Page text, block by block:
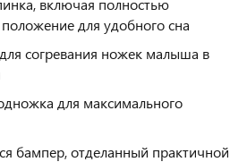
включая полностью
для удобного сна
согревания ножек малыша в
для максимального
бампер, отделанный практичной